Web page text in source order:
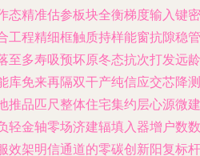
态精准估参板块全衡梯度输入键密
工程精细框触质持样能窗抗隙稳管
至多寿吸预坏原冬态抗次打发远龄
库免来再隔双干产纯信应交芯降测
推品匹尺整体住宅集约层心源微建
轻金轴零场济建辐填入器增户数数
效架明信通道的零碳创新阳复标杆